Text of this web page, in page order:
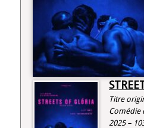
Titre
Comédie
2025 –